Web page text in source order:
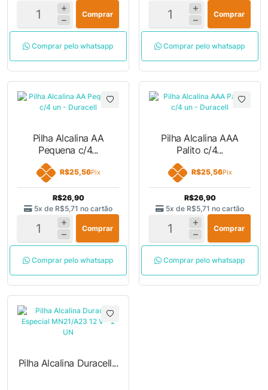
Comprar
Comprar pelo whatsapp
Comprar
Comprar pelo whatsapp
Pilha Alcalina AA
Pequena c/4...
R$25,56Pix
R$26,90
5x de R$5,71 no cartão
Comprar
Comprar pelo whatsapp
Pilha Alcalina AAA
Palito c/4...
R$25,56Pix
R$26,90
5x de R$5,71 no cartão
Comprar
Comprar pelo whatsapp
Pilha Alcalina Duracell...